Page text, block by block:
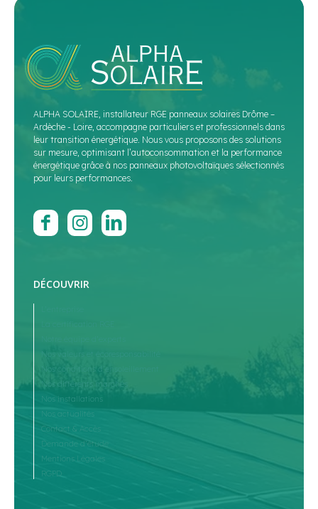
ALPHA SOLAIRE, installateur RGE panneaux solaires Drôme –
Ardèche - Loire, accompagne particuliers et professionnels dans
leur transition énergétique. Nous vous proposons des solutions
sur mesure, optimisant l’autoconsommation et la performance
énergétique grâce à nos panneaux photovoltaïques sélectionnés
pour leurs performances.
DÉCOUVRIR
Nos valeurs et écoresponsabilité
Nos conditions d’ensoleillement
Nos différents marchés
Nos installations
Nos actualités
Contact & Accès
Demande d’étude
Mentions Légales
RGPD